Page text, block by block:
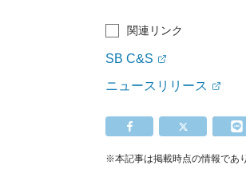
関連リンク
SB C&S
ニュースリリース
※本記事は掲載時点の情報であ